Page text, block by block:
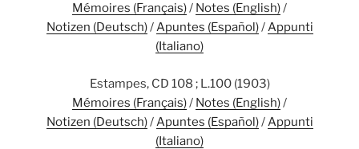
Mémoires (Français)/ Notes (English)/
Notizen (Deutsch)/Apuntes (Español)/Appunti
(Italiano)
Estampes, CD 108 ; L.100 (1903)
Mémoires (Français)/ Notes (English)/
Notizen (Deutsch)/ Apuntes (Español)/ Appunti
(Italiano)